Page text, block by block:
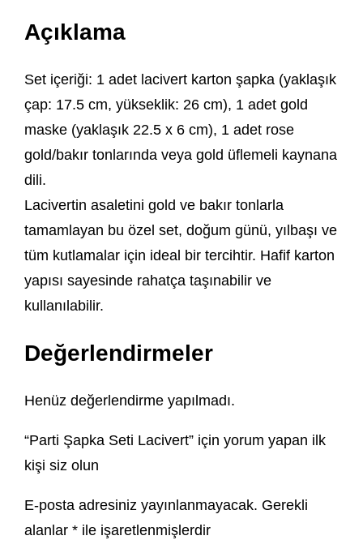
Açıklama
Set içeriği: 1 adet lacivert karton şapka (yaklaşık
çap: 17.5 cm, yükseklik: 26 cm), 1 adet gold
maske (yaklaşık 22.5 x 6 cm), 1 adet rose
gold/bakır tonlarında veya gold üflemeli kaynana
dili.
Lacivertin asaletini gold ve bakır tonlarla
tamamlayan bu özel set, doğum günü, yılbaşı ve
tüm kutlamalar için ideal bir tercihtir. Hafif karton
yapısı sayesinde rahatça taşınabilir ve
kullanılabilir.
Değerlendirmeler
Henüz değerlendirme yapılmadı.
“Parti Şapka Seti Lacivert” için yorum yapan ilk
kişi siz olun
E-posta adresiniz yayınlanmayacak. Gerekli
alanlar* ile işaretlenmişlerdir